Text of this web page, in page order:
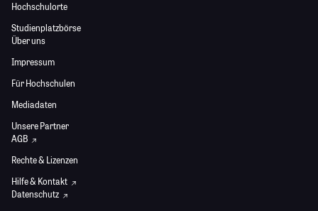
Hochschulorte
Studienplatzbörse
Über uns
Impressum
Für Hochschulen
Mediadaten
Unsere Partner
AGB
Rechte & Lizenzen
Hilfe & Kontakt
Datenschutz